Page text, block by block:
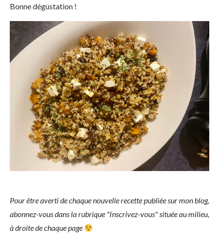
Bonne dégustation !
Pour être averti de chaque nouvelle recette publiée sur mon blog,
abonnez-vous dans la rubrique "Inscrivez-vous" située au milieu,
à droite de chaque page